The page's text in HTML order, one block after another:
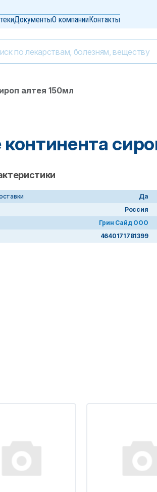
ДокументыО компанииКонтакты
алтея 150мл
Да
Россия
Грин Сайд ООО
4640171781399